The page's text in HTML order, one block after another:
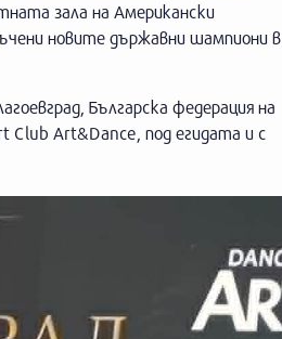
зала на Американски
новите държавни шампиони в
Българска федерация на
Club Art&Dance, под егидата и с